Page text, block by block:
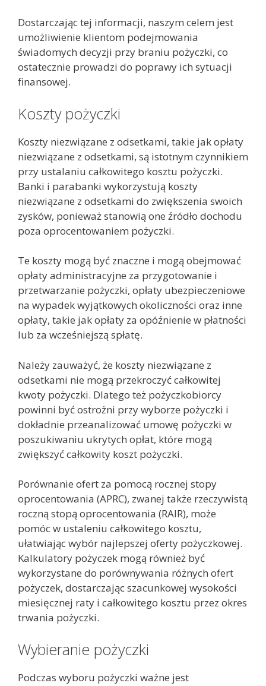
Dostarczając tej informacji, naszym celem jest
umożliwienie klientom podejmowania
świadomych decyzji przy braniu pożyczki, co
ostatecznie prowadzi do poprawy ich sytuacji
finansowej.
Koszty pożyczki
Koszty niezwiązane z odsetkami, takie jak opłaty
niezwiązane z odsetkami, są istotnym czynnikiem
przy ustalaniu całkowitego kosztu pożyczki.
Banki i parabanki wykorzystują koszty
niezwiązane z odsetkami do zwiększenia swoich
zysków, ponieważ stanowią one źródło dochodu
poza oprocentowaniem pożyczki.
Te koszty mogą być znaczne i mogą obejmować
opłaty administracyjne za przygotowanie i
przetwarzanie pożyczki, opłaty ubezpieczeniowe
na wypadek wyjątkowych okoliczności oraz inne
opłaty, takie jak opłaty za opóźnienie w płatności
lub za wcześniejszą spłatę.
Należy zauważyć, że koszty niezwiązane z
odsetkami nie mogą przekroczyć całkowitej
kwoty pożyczki. Dlatego też pożyczkobiorcy
powinni być ostrożni przy wyborze pożyczki i
dokładnie przeanalizować umowę pożyczki w
poszukiwaniu ukrytych opłat, które mogą
zwiększyć całkowity koszt pożyczki.
Porównanie ofert za pomocą rocznej stopy
oprocentowania (APRC), zwanej także rzeczywistą
roczną stopą oprocentowania (RAIR), może
pomóc w ustaleniu całkowitego kosztu,
ułatwiając wybór najlepszej oferty pożyczkowej.
Kalkulatory pożyczek mogą również być
wykorzystane do porównywania różnych ofert
pożyczek, dostarczając szacunkowej wysokości
miesięcznej raty i całkowitego kosztu przez okres
trwania pożyczki.
Wybieranie pożyczki
Podczas wyboru pożyczki ważne jest